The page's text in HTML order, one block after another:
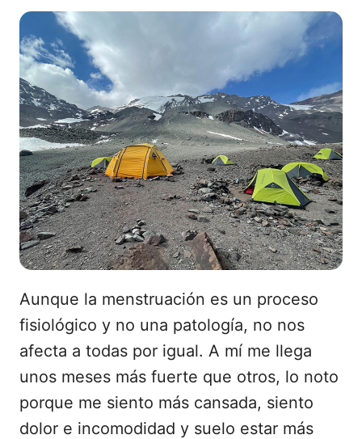
Aunque la menstruación es un proceso
fisiológico y no una patología, no nos
afecta a todas por igual. A mí me llega
unos meses más fuerte que otros, lo noto
porque me siento más cansada, siento
dolor e incomodidad y suelo estar más